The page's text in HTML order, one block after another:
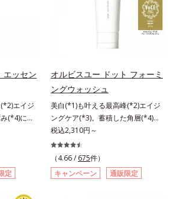
やすい構
(*5)の浸
ずみをう
に“うる
粧水のな
使うこと
えをより
た肌状態
使うだけ
んぐん入
ちたハリ
。*1 クチ
種子エキ
レシチ
（Ｃ１２
ある「ハリのなさ」や、くすみ(*6)
などが現れている状態である「透明
感のなさ」が、大人の肌印象に大き
シリーズは美容成分(*7)として
「G.D.F.アクティベーター(*8)」を
配合。そして、従来から配合してい
る美白(*1)有効成分「トラネキサム
酸」を配合しました。さらに、シリ
ーズ共通の美容成分「GLルートブ
ースター(*9)」を配合することで、
肌のふっくら感や透明感を叶えま
す。美白ケアしながら多角的なエイ
ジングケアが叶うシリーズに。3ス
エッセン
エイジ
(*4)にし
ション。
義。年齢
た肌科学
ズ。オル
、年齢
処するの
定
オルビスユー ドット フォーミ
ングウォッシュ
美白(*1)も叶える最高峰(*2)エイジ
ングケア(*3)。蓄積した角層(*4)を
絡めとりくすみ(*5)を晴らす高密着
マイルドピーリング(*6)洗顔料。ハ
リも透明感(*7)も結果主義。年齢サ
イン(*8)の因子に着目した肌科学エ
イジングケア(*3)シリーズ。オルビ
税込2,310円～
（4.66 / 675件）
キャンペーン
通販限定